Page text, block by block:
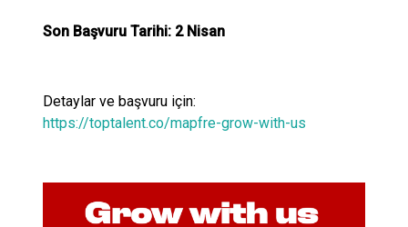
Son Başvuru Tarihi: 2 Nisan
Detaylar ve başvuru için:
https://toptalent.co/mapfre-grow-with-us